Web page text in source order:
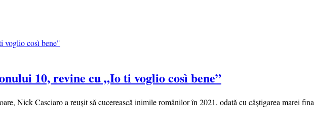
10, revine cu „Io ti voglio così bene”
Nick Casciaro a reușit să cucerească inimile românilor în 2021, odată cu câștigarea marei